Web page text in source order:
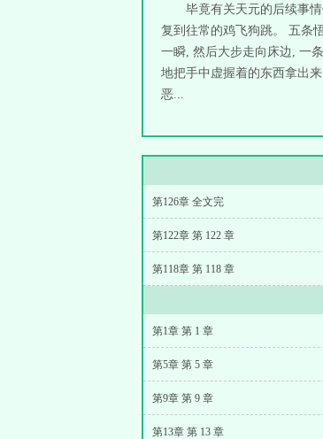
毕竟有关天元的后续事
复到往常的鸡飞狗跳。 五条
一瞬, 然后大步走向床边, 一
地把手中虚握着的东西拿出
恶...
第126章 全文完
第122章 第 122 章
第118章 第 118 章
第1章 第 1 章
第5章 第 5 章
第9章 第 9 章
第13章 第 13 章